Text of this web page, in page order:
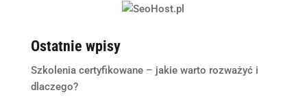
Ostatnie wpisy
Szkolenia certyfikowane – jakie warto rozważyć i
dlaczego?